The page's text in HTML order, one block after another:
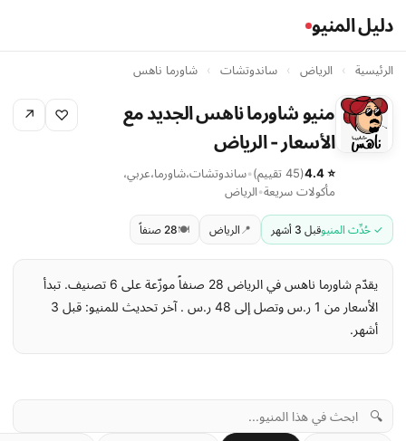
دليل المنيو
الرئيسية › الرياض › ساندوتشات › شاورما ناهس
منيو شاورما ناهس الجديد مع
الأسعار - الرياض
⭐ 4.4 (45 تقييم) •ساندوتشات،شاورما،عربي،
مأكولات سريعة•الرياض
♡
↗
✓ حُدِّث المنيوقبل 3 أشهر 📍 الرياض 🍽️28 صنفاً
يقدّم شاورما ناهس في الرياض 28 صنفاً موزّعة على 6 تصنيف. تبدأ
الأسعار من 1 ر.س وتصل إلى 48 ر.س . آخر تحديث للمنيو: قبل 3
أشهر.
🔍